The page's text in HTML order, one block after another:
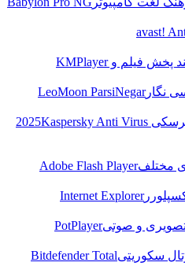
avast!
پخش فیلم وKMPlayer
نگارLeoMoon ParsiNegar
2025
Kaspersky Anti Virus
مختلفAdobe Flash Player
Internet Explorer
تصویری و صوتیPotPlayer
سکوریتیBitdefender Total